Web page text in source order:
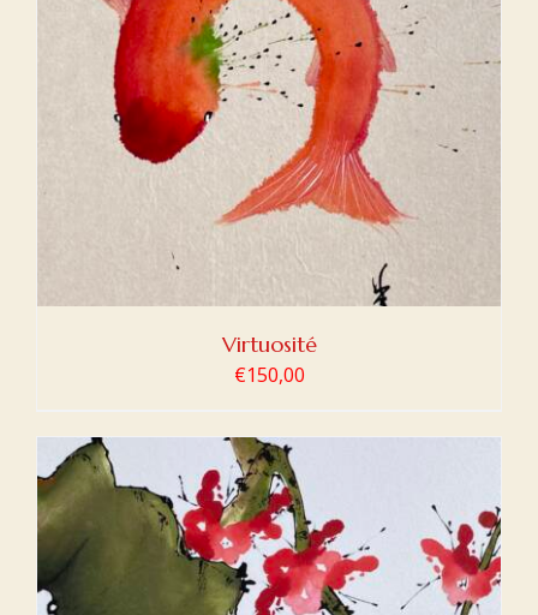
Virtuosité
€150,00